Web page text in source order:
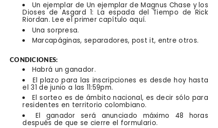
Un ejemplar de Un ejemplar de Magnus Chase y los
Dioses de Asgard 1: La espada del Tiempo de Rick
Riordan. Lee el primer capítuloaquí.
Una sorpresa.
Marcapáginas, separadores, post it, entre otros.
CONDICIONES:
Habrá un ganador.
El plazo para las inscripciones es desde hoy hasta
el 31 de junio a las 11:59pm.
El sorteo es de ámbito nacional, es decir sólo para
residentes en territorio colombiano.
El ganador será anunciado máximo 48 horas
después de que se cierre el formulario.